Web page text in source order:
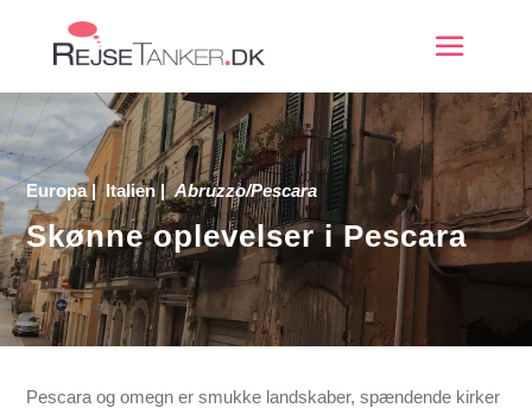
Europa|Italien|Abruzzo/Pescara
Skønne oplevelser i Pescara
Pescara og omegn er smukke landskaber, spændende kirker